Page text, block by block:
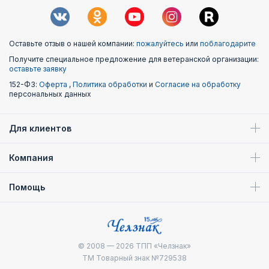
Оставьте отзыв о нашей компании: пожалуйтесь или поблагодарите
Получите специальное предложение для ветеранской организации:
оставьте заявку
152-ФЗ: Оферта , Политика обработки и Согласие на обработку
персональных данных
Для клиентов
Компания
Помощь
© 2008 — 2026 ТПП «Челзнак»
ТМ Товарный знак №729538